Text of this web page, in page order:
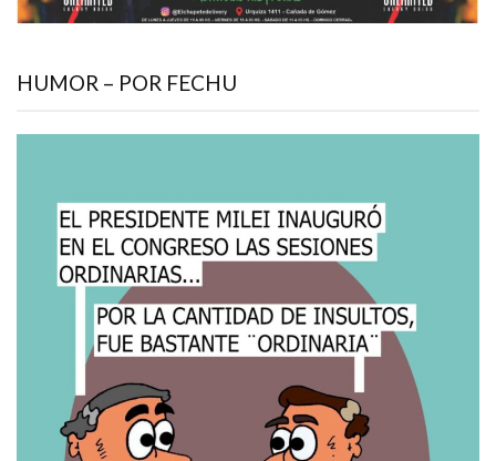
HUMOR – POR FECHU